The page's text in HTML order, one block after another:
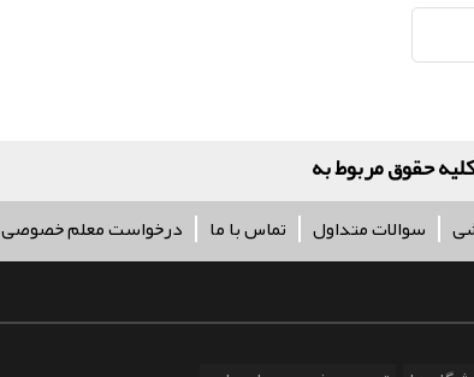
مربوط به آژانس تبلیغا
سوالات متداول تماس با ما درخواست معلم خصوصی